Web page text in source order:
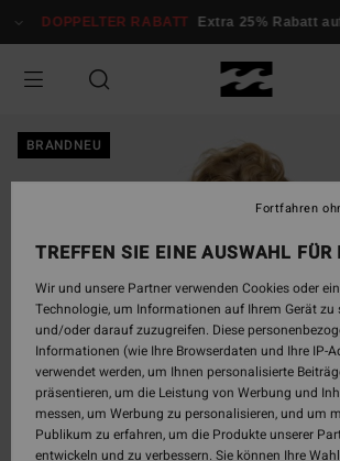
zur
springen
DOPPELTER RABATT Extra 25% Rabatt
BRANDNEU
TREFFEN SIE EINE AUSWAHL FÜR
Wir und unsere Partner verwenden Cookies oder
Technologie, um Informationen auf Ihrem Gerät zu
und/oder darauf zuzugreifen. Diese
Informationen (wie Ihre Browserdaten und Ihre IP-
verwendet werden, um Ihnen personalisierte
präsentieren, um die Leistung von Werbung und
messen, um Werbung zu personalisieren, und um
Publikum zu erfahren, um die Produkte unserer
entwickeln und zu verbessern. Sie können Ihre
Fortfahren